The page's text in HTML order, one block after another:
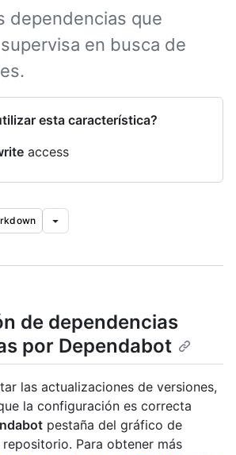
dependencias que
en busca de
esta característica?
access
de dependencias
por Dependabot
las actualizaciones de versiones,
la configuración es correcta
pestaña del gráfico de
Para obtener más